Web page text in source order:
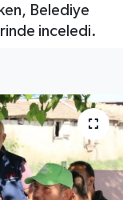
Belediye
inceledi.